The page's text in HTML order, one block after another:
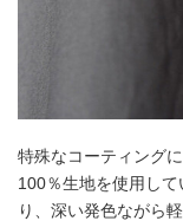
特殊なコーティング
100％生地を使用し
り、深い発色ながら